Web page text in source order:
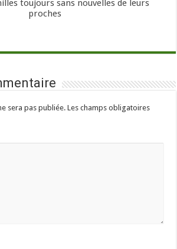
toujours sans nouvelles de leurs
proches
sera pas publiée. Les champs obligatoires